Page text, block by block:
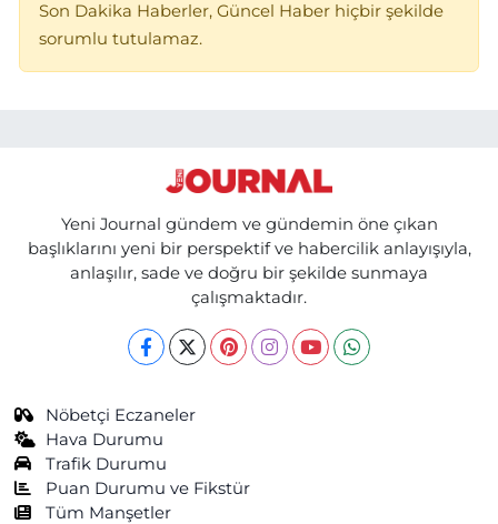
Son Dakika Haberler, Güncel Haber hiçbir şekilde
sorumlu tutulamaz.
Yeni Journal gündem ve gündemin öne çıkan
başlıklarını yeni bir perspektif ve habercilik anlayışıyla,
anlaşılır, sade ve doğru bir şekilde sunmaya
çalışmaktadır.
Nöbetçi Eczaneler
Hava Durumu
Trafik Durumu
Puan Durumu ve Fikstür
Tüm Manşetler